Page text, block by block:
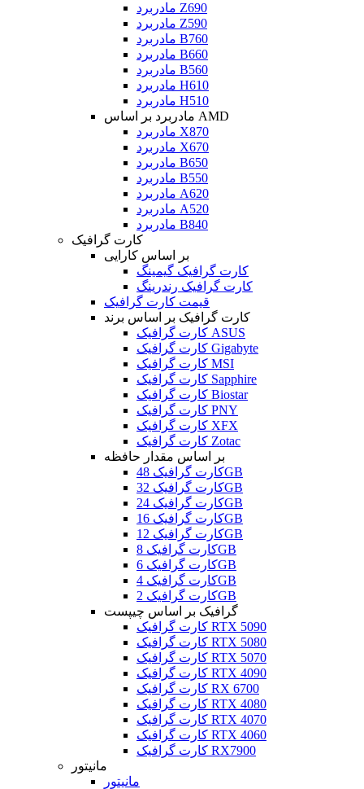
مادربرد Z690
مادربرد Z590
مادربرد B760
مادربرد B660
مادربرد B560
مادربرد H610
مادربرد H510
مادربرد بر اساس AMD
مادربرد X870
مادربرد X670
مادربرد B650
مادربرد B550
مادربرد A620
مادربرد A520
مادربرد B840
کارت گرافیک
بر اساس کارایی
کارت گرافیک گیمینگ
کارت گرافیک رندرینگ
قیمت کارت گرافیک
کارت گرافیک بر اساس برند
کارت گرافیک ASUS
کارت گرافیک Gigabyte
کارت گرافیک MSI
کارت گرافیک Sapphire
کارت گرافیک Biostar
کارت گرافیک PNY
کارت گرافیک XFX
کارت گرافیک Zotac
بر اساس مقدار حافظه
کارت گرافیک 48GB
کارت گرافیک 32GB
کارت گرافیک 24GB
کارت گرافیک 16GB
کارت گرافیک 12GB
کارت گرافیک 8GB
کارت گرافیک 6GB
کارت گرافیک 4GB
کارت گرافیک 2GB
گرافیک بر اساس چیپست
کارت گرافیک RTX 5090
کارت گرافیک RTX 5080
کارت گرافیک RTX 5070
کارت گرافیک RTX 4090
کارت گرافیک RX 6700
کارت گرافیک RTX 4080
کارت گرافیک RTX 4070
کارت گرافیک RTX 4060
کارت گرافیک RX7900
مانیتور
مانیتور